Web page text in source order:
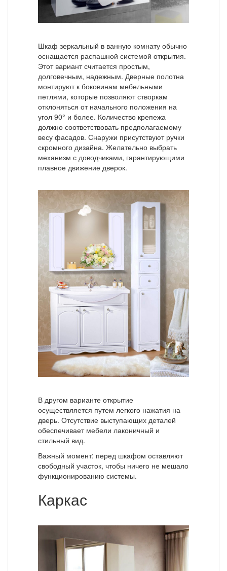
Шкаф зеркальный в ванную комнату обычно
оснащается распашной системой открытия.
Этот вариант считается простым,
долговечным, надежным. Дверные полотна
монтируют к боковинам мебельными
петлями, которые позволяют створкам
отклоняться от начального положения на
угол 90° и более. Количество крепежа
должно соответствовать предполагаемому
весу фасадов. Снаружи присутствуют ручки
скромного дизайна. Желательно выбрать
механизм с доводчиками, гарантирующими
плавное движение дверок.
В другом варианте открытие
осуществляется путем легкого нажатия на
дверь. Отсутствие выступающих деталей
обеспечивает мебели лаконичный и
стильный вид.
Важный момент: перед шкафом оставляют
свободный участок, чтобы ничего не мешало
функционированию системы.
Каркас